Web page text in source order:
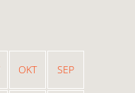
OKT SEP